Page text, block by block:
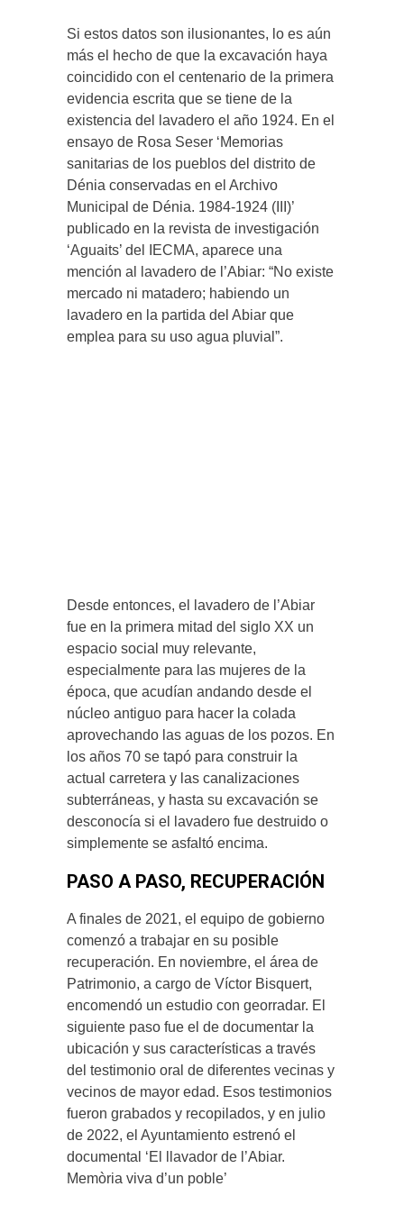
Si estos datos son ilusionantes, lo es aún
más el hecho de que la excavación haya
coincidido con el centenario de la primera
evidencia escrita que se tiene de la
existencia del lavadero el año 1924. En el
ensayo de Rosa Seser ‘Memorias
sanitarias de los pueblos del distrito de
Dénia conservadas en el Archivo
Municipal de Dénia. 1984-1924 (III)’
publicado en la revista de investigación
‘Aguaits’ del IECMA, aparece una
mención al lavadero de l’Abiar: “No existe
mercado ni matadero; habiendo un
lavadero en la partida del Abiar que
emplea para su uso agua pluvial”.
Desde entonces, el lavadero de l’Abiar
fue en la primera mitad del siglo XX un
espacio social muy relevante,
especialmente para las mujeres de la
época, que acudían andando desde el
núcleo antiguo para hacer la colada
aprovechando las aguas de los pozos. En
los años 70 se tapó para construir la
actual carretera y las canalizaciones
subterráneas, y hasta su excavación se
desconocía si el lavadero fue destruido o
simplemente se asfaltó encima.
PASO A PASO, RECUPERACIÓN
A finales de 2021, el equipo de gobierno
comenzó a trabajar en su posible
recuperación. En noviembre, el área de
Patrimonio, a cargo de Víctor Bisquert,
encomendó un estudio con georradar. El
siguiente paso fue el de documentar la
ubicación y sus características a través
del testimonio oral de diferentes vecinas y
vecinos de mayor edad. Esos testimonios
fueron grabados y recopilados, y en julio
de 2022, el Ayuntamiento estrenó el
documental ‘El llavador de l’Abiar.
Memòria viva d’un poble’